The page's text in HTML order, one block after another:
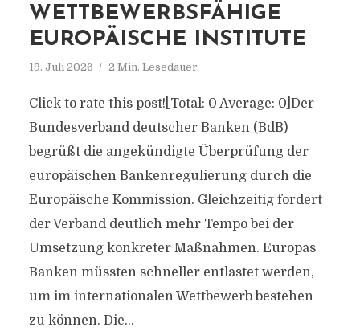
WETTBEWERBSFÄHIGE
EUROPÄISCHE INSTITUTE
19. Juli 2026 2 Min. Lesedauer
Click to rate this post![Total: 0 Average: 0]Der
Bundesverband deutscher Banken (BdB)
begrüßt die angekündigte Überprüfung der
europäischen Bankenregulierung durch die
Europäische Kommission. Gleichzeitig fordert
der Verband deutlich mehr Tempo bei der
Umsetzung konkreter Maßnahmen. Europas
Banken müssten schneller entlastet werden,
um im internationalen Wettbewerb bestehen
zu können. Die...